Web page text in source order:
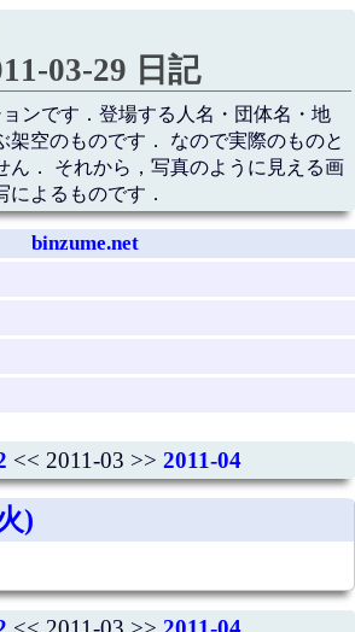
03-29 日記
ンです．登場する人名・団体名・地
架空のものです． なので実際のものと
ん． それから，写真のように見える画
よるものです．
binzume.net
<< 2011-03 >> 2011-04
)